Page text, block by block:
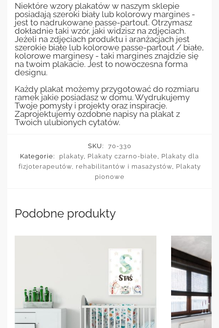
Niektóre wzory plakatów w naszym sklepie
posiadają szeroki biały lub kolorowy margines -
jest to nadrukowane passe-partout. Otrzymasz
dokładnie taki wzór, jaki widzisz na zdjęciach.
Jeżeli na zdjęciach produktu i aranżacjach jest
szerokie białe lub kolorowe passe-partout / białe,
kolorowe marginesy - taki margines znajdzie się
na twoim plakacie. Jest to nowoczesna forma
designu.
Każdy plakat możemy przygotować do rozmiaru
ramek jakie posiadasz w domu. Wydrukujemy
Twoje pomysły i projekty oraz inspiracje.
Zaprojektujemy ozdobne napisy na plakat z
Twoich ulubionych cytatów.
SKU:
70-330
Kategorie:
plakaty Plakaty czarno-białe
Plakaty dla
fizjoterapeutów, rehabilitantów i masażystów, Plakaty
pionowe
Podobne produkty